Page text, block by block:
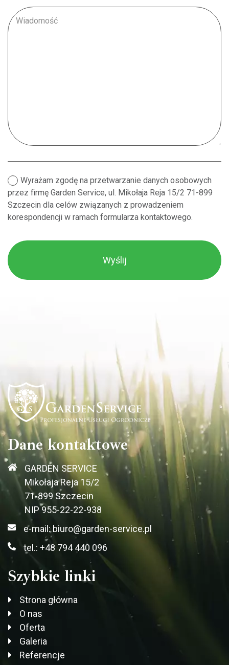
Wyrażam zgodę na przetwarzanie danych osobowych
przez firmę Garden Service, ul. Mikołaja Reja 15/2 71-899
Szczecin dla celów związanych z prowadzeniem
korespondencji w ramach formularza kontaktowego.
Dane kontaktowe
GARDEN SERVICE
Mikołaja Reja 15/2
71-899 Szczecin
NIP 955-22-22-938
e-mail: biuro@garden-service.pl
tel.: +48 794 440 096
Szybkie linki
Strona główna
O nas
Oferta
Galeria
Referencje